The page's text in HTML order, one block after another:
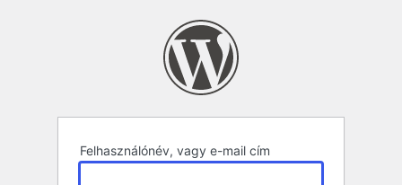
Felhasználónév, vagy e-mail cím